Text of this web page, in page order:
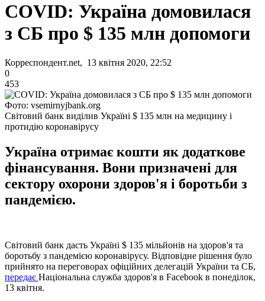
COVID: Україна домовилася
з СБ про $ 135 млн допомоги
Корреспондент.net, 13 квітня 2020, 22:52
0
453
Фото: vsemirnyjbank.org
Світовий банк виділив Україні $ 135 млн на медицину і
протидію коронавірусу
Україна отримає кошти як додаткове
фінансування. Вони призначені для
сектору охорони здоров'я і боротьби з
пандемією.
Світовий банк дасть Україні $ 135 мільйонів на здоров'я та
боротьбу з пандемією коронавірусу. Відповідне рішення було
прийнято на переговорах офіційних делегацій України та СБ,
передає Національна служба здоров'я в Facebook в понеділок,
13 квітня.